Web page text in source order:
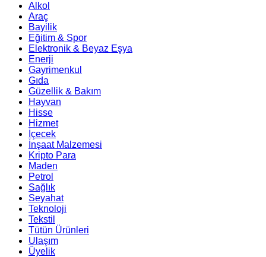
Alkol
Araç
Bayilik
Eğitim & Spor
Elektronik & Beyaz Eşya
Enerji
Gayrimenkul
Gıda
Güzellik & Bakım
Hayvan
Hisse
Hizmet
İçecek
İnşaat Malzemesi
Kripto Para
Maden
Petrol
Sağlık
Seyahat
Teknoloji
Tekstil
Tütün Ürünleri
Ulaşım
Üyelik